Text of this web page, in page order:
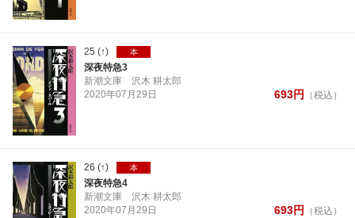
25 (↑) 本
深夜特急3
新潮文庫 沢木 耕太郎
2020年07月 29日 693円 （税込）
26 (↑) 本
深夜特急4
新潮文庫 沢木 耕太郎
2020年07月 29日 693円 （税込）